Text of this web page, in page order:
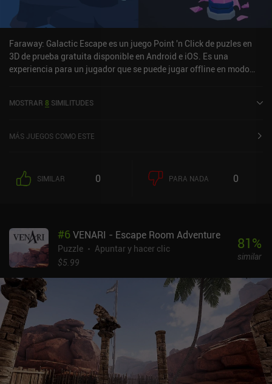
Faraway: Galactic Escape es un juego Point 'n Click de puzles en
3D de prueba gratuita disponible en Android e iOS. Es una
experiencia para un jugador que se puede jugar offline en modo
sobre 5,0 en la App Store de iOS.
MOSTRAR 8 SIMILITUDES
MÁS JUEGOS COMO ESTE
SIMILAR 0 PARA NADA 0
#6VENARI - Escape Room Adventure
Puzzle
Apuntar y hacer clic
$5.99
81%
similar